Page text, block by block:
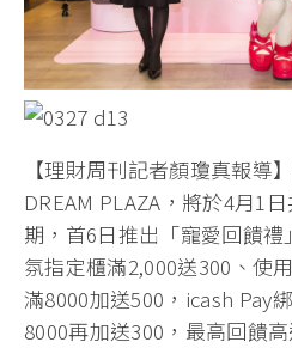
【理財周刊記者顏瓊真報導
DREAM PLAZA，將於4月1
期，首6日推出「寵愛回饋
氛指定櫃滿2,000送300、使
滿8000加送500，icash Pay
8000再加送300，最高回饋高